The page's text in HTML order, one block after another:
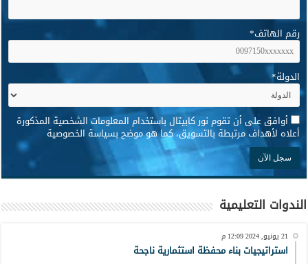
رقم الهاتف*
الدولة*
* أوافق على أن تقوم نور كابيتال باستخدام المعلومات الشخصية المذكورة
أعلاه لأهداف مرتبطة بالتسويق، كما هو موضح بسياسة الخصوصية
الندوات التعليمية
21 يونيو, 2024 12:09 م
استراتيجيات بناء محفظة استثمارية ناجحة